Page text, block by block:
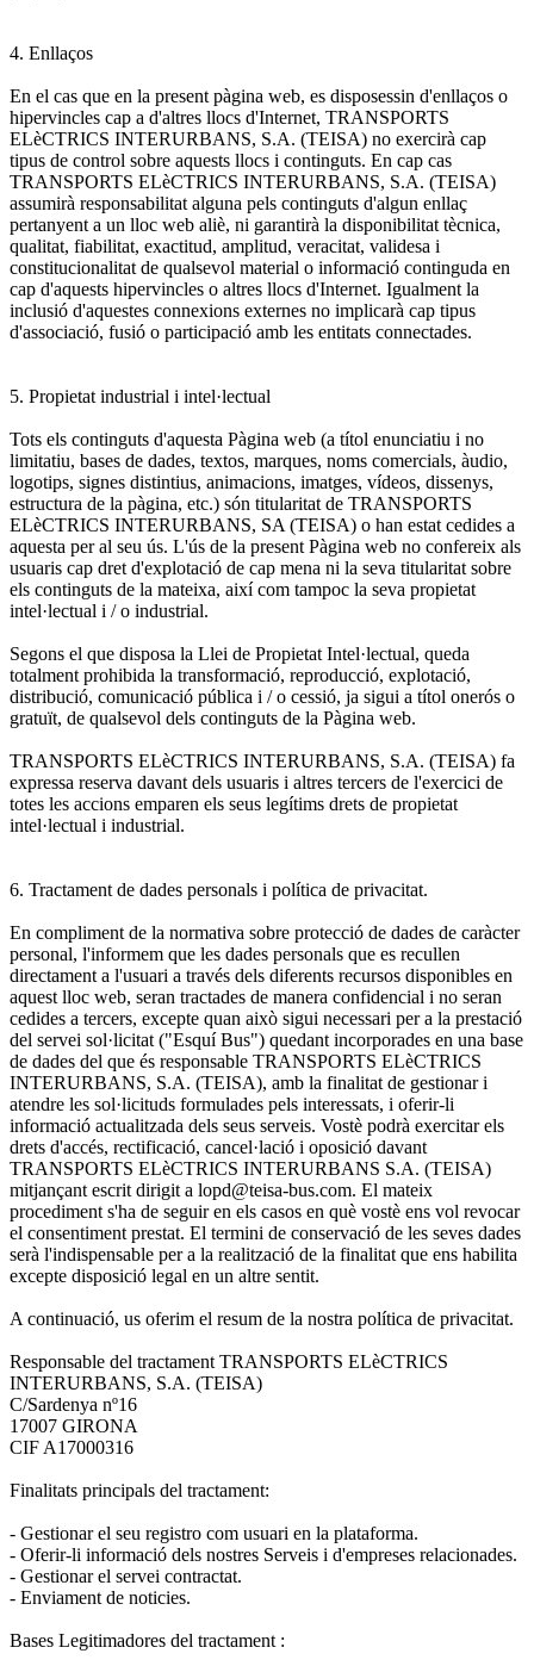
4. Enllaços
En el cas que en la present pàgina web, es disposessin d'enllaços o
hipervincles cap a d'altres llocs d'Internet, TRANSPORTS
ELèCTRICS INTERURBANS, S.A. (TEISA) no exercirà cap
tipus de control sobre aquests llocs i continguts. En cap cas
TRANSPORTS ELèCTRICS INTERURBANS, S.A. (TEISA)
assumirà responsabilitat alguna pels continguts d'algun enllaç
pertanyent a un lloc web aliè, ni garantirà la disponibilitat tècnica,
qualitat, fiabilitat, exactitud, amplitud, veracitat, validesa i
constitucionalitat de qualsevol material o informació continguda en
cap d'aquests hipervincles o altres llocs d'Internet. Igualment la
inclusió d'aquestes connexions externes no implicarà cap tipus
d'associació, fusió o participació amb les entitats connectades.
5. Propietat industrial i intel·lectual
Tots els continguts d'aquesta Pàgina web (a títol enunciatiu i no
limitatiu, bases de dades, textos, marques, noms comercials, àudio,
logotips, signes distintius, animacions, imatges, vídeos, dissenys,
estructura de la pàgina, etc.) són titularitat de TRANSPORTS
ELèCTRICS INTERURBANS, SA (TEISA) o han estat cedides a
aquesta per al seu ús. L'ús de la present Pàgina web no confereix als
usuaris cap dret d'explotació de cap mena ni la seva titularitat sobre
els continguts de la mateixa, així com tampoc la seva propietat
intel·lectual i / o industrial.
Segons el que disposa la Llei de Propietat Intel·lectual, queda
totalment prohibida la transformació, reproducció, explotació,
distribució, comunicació pública i / o cessió, ja sigui a títol onerós o
gratuït, de qualsevol dels continguts de la Pàgina web.
TRANSPORTS ELèCTRICS INTERURBANS, S.A. (TEISA) fa
expressa reserva davant dels usuaris i altres tercers de l'exercici de
totes les accions emparen els seus legítims drets de propietat
intel·lectual i industrial.
6. Tractament de dades personals i política de privacitat.
En compliment de la normativa sobre protecció de dades de caràcter
personal, l'informem que les dades personals que es recullen
directament a l'usuari a través dels diferents recursos disponibles en
aquest lloc web, seran tractades de manera confidencial i no seran
cedides a tercers, excepte quan això sigui necessari per a la prestació
del servei sol·licitat ("Esquí Bus") quedant incorporades en una base
de dades del que és responsable TRANSPORTS ELèCTRICS
INTERURBANS, S.A. (TEISA), amb la finalitat de gestionar i
atendre les sol·licituds formulades pels interessats, i oferir-li
informació actualitzada dels seus serveis. Vostè podrà exercitar els
drets d'accés, rectificació, cancel·lació i oposició davant
TRANSPORTS ELèCTRICS INTERURBANS S.A. (TEISA)
mitjançant escrit dirigit a lopd@teisa-bus.com. El mateix
procediment s'ha de seguir en els casos en què vostè ens vol revocar
el consentiment prestat. El termini de conservació de les seves dades
serà l'indispensable per a la realització de la finalitat que ens habilita
excepte disposició legal en un altre sentit.
A continuació, us oferim el resum de la nostra política de privacitat.
Responsable del tractament TRANSPORTS ELèCTRICS
INTERURBANS, S.A. (TEISA)
C/Sardenya nº16
17007 GIRONA
CIF A17000316
Finalitats principals del tractament:
- Gestionar el seu registro com usuari en la plataforma.
- Oferir-li informació dels nostres Serveis i d'empreses relacionades.
- Gestionar el servei contractat.
- Enviament de noticies.
Bases Legitimadores del tractament :